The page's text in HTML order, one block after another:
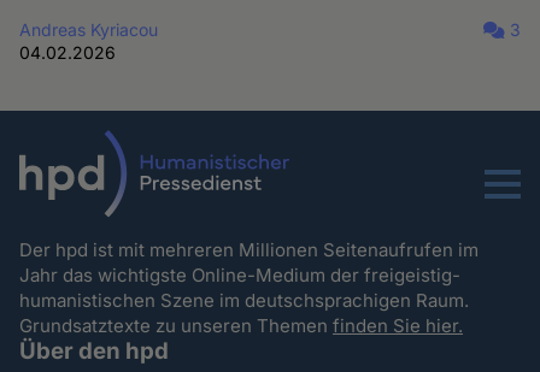
Andreas Kyriacou
04.02.2026
3
Menu
Der hpd ist mit mehreren Millionen Seitenaufrufen im
Jahr das wichtigste Online-Medium der freigeistig-
humanistischen Szene im deutschsprachigen Raum.
Grundsatztexte zu unseren Themenfinden Sie hier.
Über den hpd